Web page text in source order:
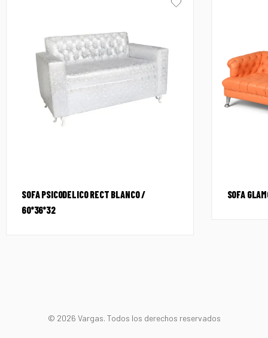
SOFA PSICODELICO RECT BLANCO /
60*36*32
SOFA
© 2026 Vargas. Todos los derechos reservados